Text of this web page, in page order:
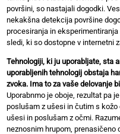
površini, so nastajali dogodki.
nekakšna detekcija površine
procesiranja in
sledi, ki so dostopne v internetni
Tehnologiji, ki ju uporabljate, sta
uporabljenih tehnologij obstaja
zvoka. Ima to za vaše delovanje
Uporabnmo je oboje, rezultat pa
poslušam z ušesi in čutim s
ušesi in poslušam z očmi.
neznosnim hrupom,